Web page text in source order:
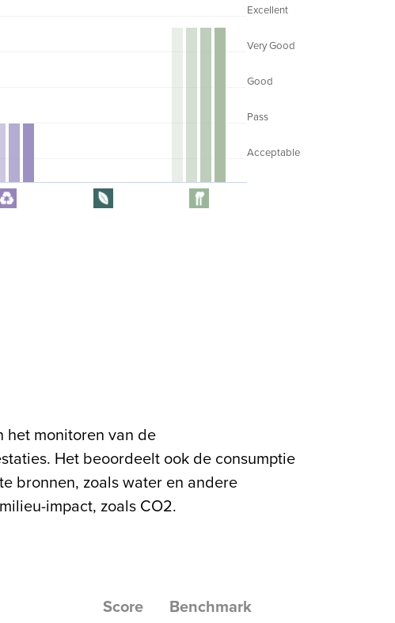
Acceptable
Pass
Good
Very Good
Excellent
impact, zoals CO2.
Score
Benchmark